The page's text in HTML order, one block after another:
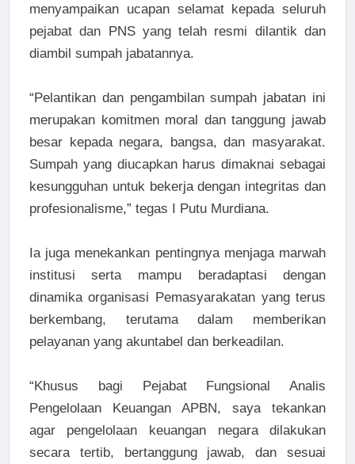
menyampaikan ucapan selamat kepada seluruh
pejabat dan PNS yang telah resmi dilantik dan
diambil sumpah jabatannya.
“Pelantikan dan pengambilan sumpah jabatan ini
merupakan komitmen moral dan tanggung jawab
besar kepada negara, bangsa, dan masyarakat.
Sumpah yang diucapkan harus dimaknai sebagai
kesungguhan untuk bekerja dengan integritas dan
profesionalisme,” tegas I Putu Murdiana.
Ia juga menekankan pentingnya menjaga marwah
institusi serta mampu beradaptasi dengan
dinamika organisasi Pemasyarakatan yang terus
berkembang, terutama dalam memberikan
pelayanan yang akuntabel dan berkeadilan.
“Khusus bagi Pejabat Fungsional Analis
Pengelolaan Keuangan APBN, saya tekankan
agar pengelolaan keuangan negara dilakukan
secara tertib, bertanggung jawab, dan sesuai